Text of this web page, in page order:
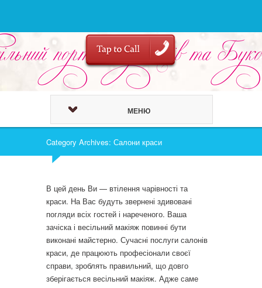
МЕНЮ
Category Archives: Салони краси
В цей день Ви — втілення чарівності та
краси. На Вас будуть звернені здивовані
погляди всіх гостей і нареченого. Ваша
зачіска і весільний макіяж повинні бути
виконані майстерно. Сучасні послуги салонів
краси, де працюють професіонали своєї
справи, зроблять правильний, що довго
зберігається весільний макіяж. Адже саме